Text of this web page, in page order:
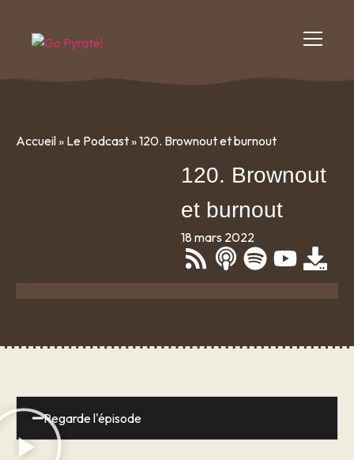
Accueil» Le Podcast»120. Brownout et burnout
120. Brownout
et burnout
18 mars 2022
Regarde l'épisode